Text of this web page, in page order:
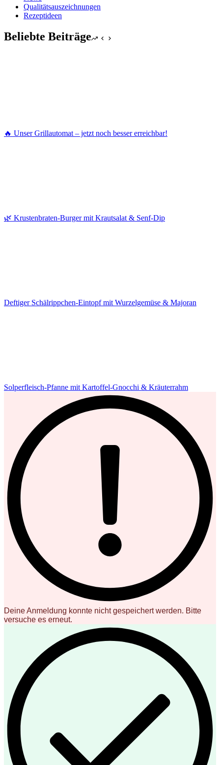
Qualitätsauszeichnungen
Rezeptideen
Beliebte Beiträge
🔥 Unser Grillautomat – jetzt noch besser erreichbar!
🌿 Krustenbraten-Burger mit Krautsalat & Senf-Dip
Deftiger Schälrippchen-Eintopf mit Wurzelgemüse & Majoran
Solperfleisch-Pfanne mit Kartoffel-Gnocchi & Kräuterrahm
Deine Anmeldung konnte nicht gespeichert werden. Bitte
versuche es erneut.